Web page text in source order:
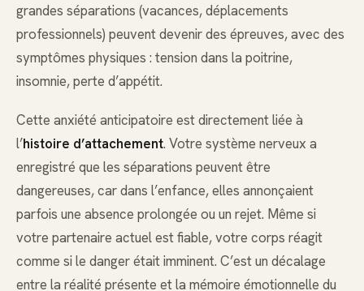
grandes séparations (vacances, déplacements
professionnels) peuvent devenir des épreuves, avec des
symptômes physiques : tension dans la poitrine,
insomnie, perte d’appétit.
Cette anxiété anticipatoire est directement liée à
l’histoire d’attachement. Votre système nerveux a
enregistré que les séparations peuvent être
dangereuses, car dans l’enfance, elles annonçaient
parfois une absence prolongée ou un rejet. Même si
votre partenaire actuel est fiable, votre corps réagit
comme si le danger était imminent. C’est un décalage
entre la réalité présente et la mémoire émotionnelle du